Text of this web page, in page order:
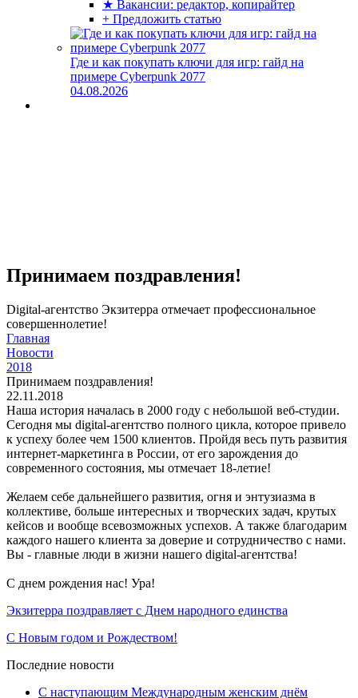
★ Вакансии: редактор, копирайтер
+ Предложить статью
Где и как покупать ключи для игр: гайд на
примере Cyberpunk 2077
04.08.2026
Принимаем поздравления!
Digital-агентство Экзитерра отмечает профессиональное
совершеннолетие!
Главная
Новости
2018
Принимаем поздравления!
22.11.2018
Наша история началась в 2000 году с небольшой веб-студии.
Сегодня мы digital-агентство полного цикла, которое привело
к успеху более чем 1500 клиентов. Пройдя весь путь развития
интернет-маркетинга в России, от его зарождения до
современного состояния, мы отмечает 18-летие!
Желаем себе дальнейшего развития, огня и энтузиазма в
коллективе, больше интересных и творческих задач, крутых
кейсов и вообще всевозможных успехов. А также благодарим
каждого нашего клиента за доверие и сотрудничество с нами.
Вы - главные люди в жизни нашего digital-агентства!
С днем рождения нас! Ура!
Экзитерра поздравляет с Днем народного единства
С Новым годом и Рождеством!
Последние новости
С наступающим Международным женским днём